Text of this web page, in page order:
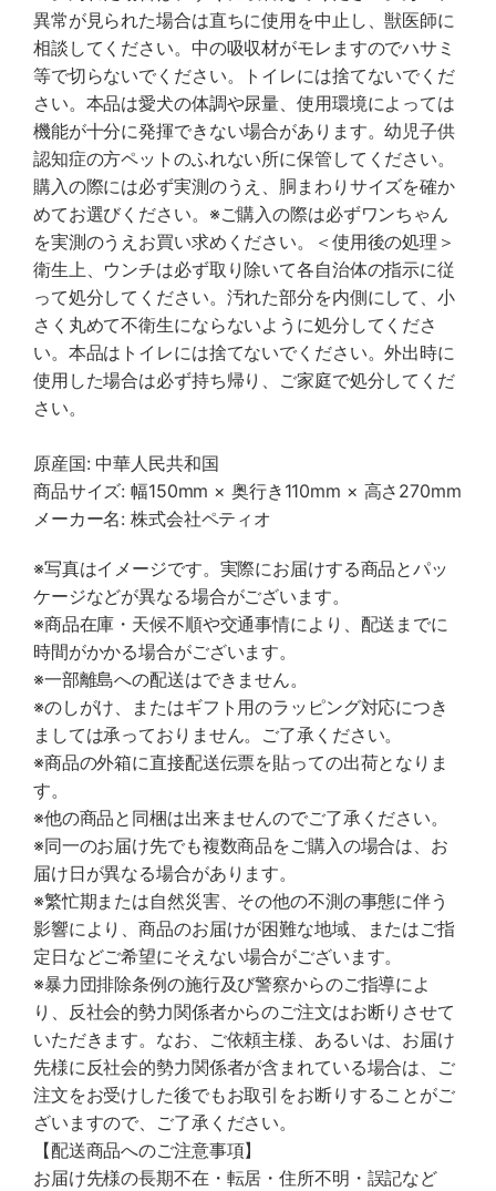
異常が見られた場合は直ちに使用を中止し、獣医師に
相談してください。中の吸収材がモレますのでハサミ
等で切らないでください。トイレには捨てないでくだ
さい。本品は愛犬の体調や尿量、使用環境によっては
機能が十分に発揮できない場合があります。幼児子供
認知症の方ペットのふれない所に保管してください。
購入の際には必ず実測のうえ、胴まわりサイズを確か
めてお選びください。※ご購入の際は必ずワンちゃん
を実測のうえお買い求めください。＜使用後の処理＞
衛生上、ウンチは必ず取り除いて各自治体の指示に従
って処分してください。汚れた部分を内側にして、小
さく丸めて不衛生にならないように処分してくださ
い。本品はトイレには捨てないでください。外出時に
使用した場合は必ず持ち帰り、ご家庭で処分してくだ
さい。
原産国: 中華人民共和国
商品サイズ: 幅150mm × 奥行き110mm × 高さ270mm
メーカー名: 株式会社ペティオ
※写真はイメージです。実際にお届けする商品とパッ
ケージなどが異なる場合がございます。
※商品在庫・天候不順や交通事情により、配送までに
時間がかかる場合がございます。
※一部離島への配送はできません。
※のしがけ、またはギフト用のラッピング対応につき
ましては承っておりません。ご了承ください。
※商品の外箱に直接配送伝票を貼っての出荷となりま
す。
※他の商品と同梱は出来ませんのでご了承ください。
※同一のお届け先でも複数商品をご購入の場合は、お
届け日が異なる場合があります。
※繁忙期または自然災害、その他の不測の事態に伴う
影響により、商品のお届けが困難な地域、またはご指
定日などご希望にそえない場合がございます。
※暴力団排除条例の施行及び警察からのご指導によ
り、反社会的勢力関係者からのご注文はお断りさせて
いただきます。なお、ご依頼主様、あるいは、お届け
先様に反社会的勢力関係者が含まれている場合は、ご
注文をお受けした後でもお取引をお断りすることがご
ざいますので、ご了承ください。
【配送商品へのご注意事項】
お届け先様の長期不在・転居・住所不明・誤記など